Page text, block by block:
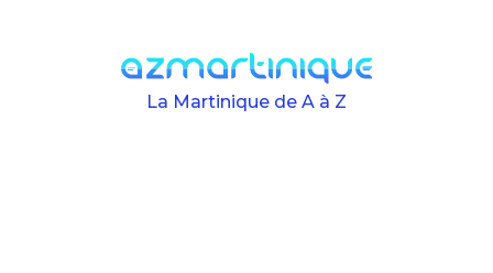
La Martinique de A à Z